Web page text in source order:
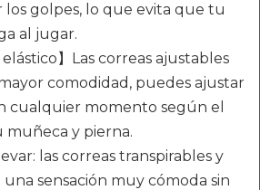
los golpes, lo que evita que tu
al jugar.
elástico】Las correas ajustables
comodidad, puedes ajustar
cualquier momento según el
y pierna.
las correas transpirables y
una sensación muy cómoda sin